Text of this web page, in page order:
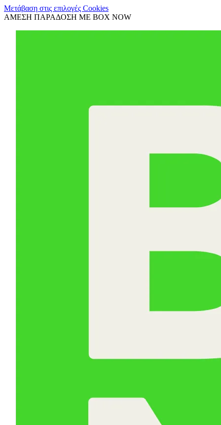
Μετάβαση στις επιλογές Cookies
ΑΜΕΣΗ ΠΑΡΑΔΟΣΗ ΜΕ BOX NOW